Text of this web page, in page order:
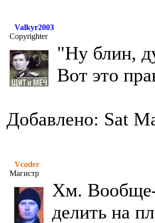
Valkyr2003
Copyrighter
"Ну блин,
Вот это
Добавлено: Sat
Vcoder
Магистр
Хм. Вообще-
делить на